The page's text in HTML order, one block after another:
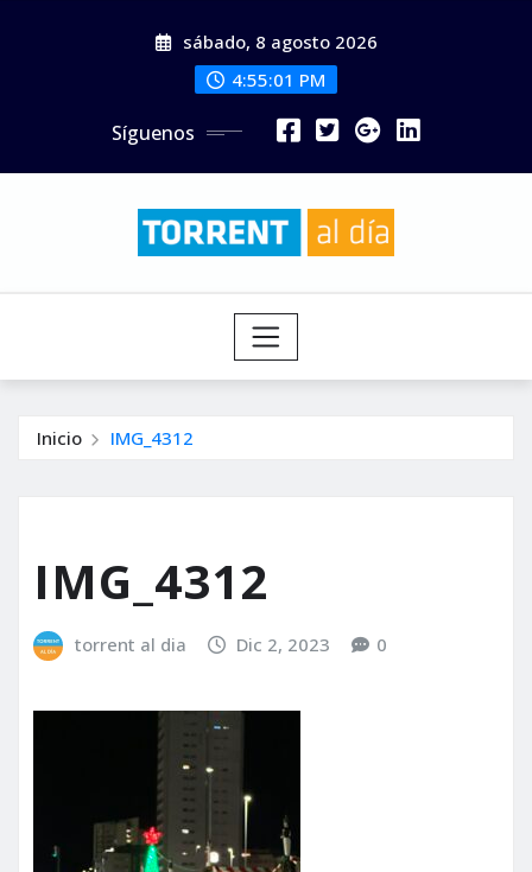
sábado, 8 agosto 2026
4:55:03 PM
Síguenos
Inicio IMG_4312
IMG_4312
torrent al dia Dic 2, 2023 0